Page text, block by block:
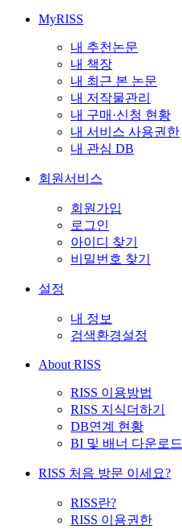
MyRISS
내 추천논문
내 책장
내 최근 본 논문
내 저작물관리
내 구매·신청 현황
내 서비스 사용권한
내 관심 DB
회원서비스
회원가입
로그인
아이디 찾기
비밀번호 찾기
설정
내 정보
검색환경설정
About RISS
RISS 이용방법
RISS 지식더하기
DB연계 현황
BI 및 배너 다운로드
RISS 처음 방문 이세요?
RISS란?
RISS 이용권한